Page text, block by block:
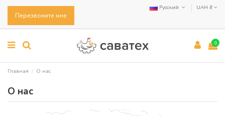
Перезвоните мне
Русский UAH ₴
0
Главная О нас
О нас